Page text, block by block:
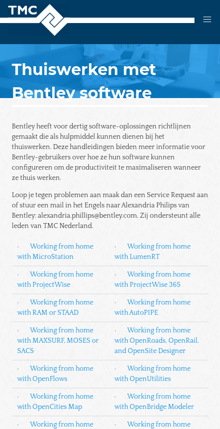
content
Thuiswerken met
Bentley software
Bentley heeft voor dertig software-oplossingen richtlijnen
gemaakt die als hulpmiddel kunnen dienen bij het
thuiswerken. Deze handleidingen bieden meer informatie voor
Bentley-gebruikers over hoe ze hun software kunnen
configureren om de productiviteit te maximaliseren wanneer
ze thuis werken.
Loop je tegen problemen aan maak dan een Service Request aan
of stuur een mail in het Engels naar Alexandria Philips van
Bentley: alexandria.phillips@bentley.com. Zij ondersteunt alle
leden van TMC Nederland.
· Working from home
with MicroStation
· Working from home
with LumenRT
· Working from home
with ProjectWise
· Working from home
with ProjectWise 365
· Working from home
with RAM or STAAD
· Working from home
with AutoPIPE
· Working from home
with MAXSURF, MOSES or
SACS
· Working from home
with OpenRoads, OpenRail,
and OpenSite Designer
· Working from home
with OpenFlows
· Working from home
with OpenUtilities
· Working from home
with OpenCities Map
· Working from home
with OpenBridge Modeler
· Working from home
· Working from home